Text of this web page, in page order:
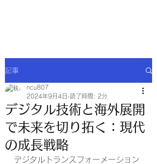
記事
デジタル技術と海外展開
で未来を切り拓く：現代
の成長戦略
ncu807
2024年9月4日 読了時間: 2分
デジタルトランスフォーメーション